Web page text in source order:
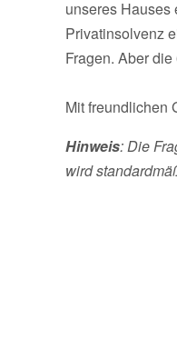
unseres Hauses
Privatinsolvenz
Fragen. Aber
Mit freundlichen
Hinweis: Die
wird